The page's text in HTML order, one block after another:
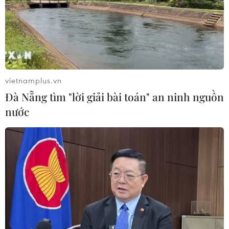
Đà Nẵng tìm "lời giải bài toán" an
ninh nguồn nước
08/08/2026 05:05
Sơn La công bố tình huống khẩn cấp
về thiên tai với hai xã Muổi Nọi, Nậm
Lầu
08/08/2026 03:53
Kết luận số 75-KL/TW: Cà Mau chủ
động thích ứng với biến đổi khí hậu
08/08/2026 02:53
Quảng Trị quyết tâm bàn giao sớm
vietnamplus.vn
Đà Nẵng tìm "lời giải bài toán" an ninh nguồn
nước